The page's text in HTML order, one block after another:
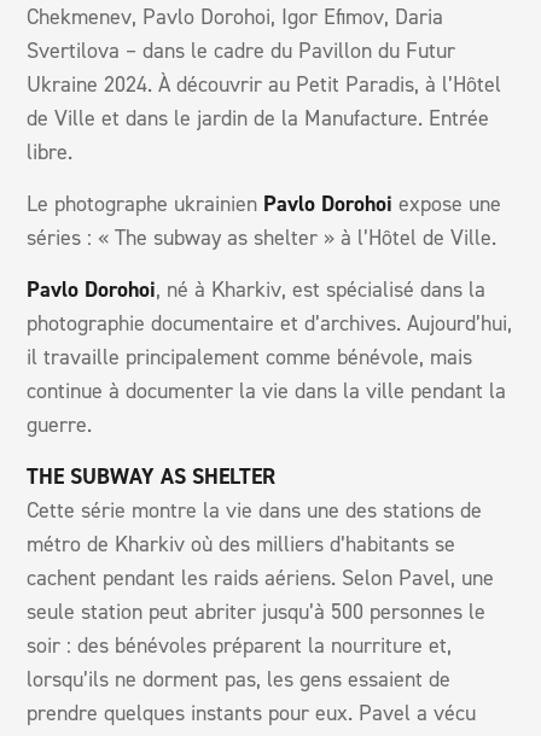
Chekmenev, Pavlo Dorohoi, Igor Efimov, Daria
Svertilova – dans le cadre du Pavillon du Futur
Ukraine 2024. À découvrir au Petit Paradis, à l’Hôtel
de Ville et dans le jardin de la Manufacture. Entrée
libre.
Le photographe ukrainien Pavlo Dorohoi expose une
séries : « The subway as shelter » à l’Hôtel de Ville.
Pavlo Dorohoi, né à Kharkiv, est spécialisé dans la
photographie documentaire et d’archives. Aujourd’hui,
il travaille principalement comme bénévole, mais
continue à documenter la vie dans la ville pendant la
guerre.
THE SUBWAY AS SHELTER
Cette série montre la vie dans une des stations de
métro de Kharkiv où des milliers d’habitants se
cachent pendant les raids aériens. Selon Pavel, une
seule station peut abriter jusqu’à 500 personnes le
soir : des bénévoles préparent la nourriture et,
lorsqu’ils ne dorment pas, les gens essaient de
prendre quelques instants pour eux. Pavel a vécu